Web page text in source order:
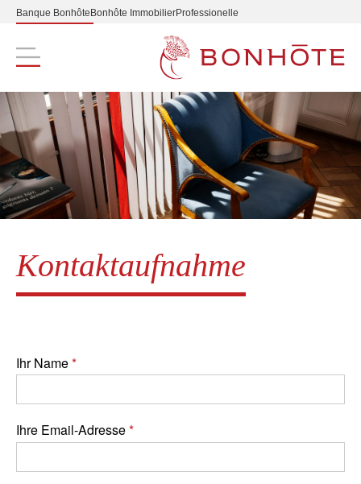
Banque Bonhôte Bonhôte ImmobilierProfessionelle
Navigation principale
Kontaktaufnahme
Ihr Name
Ihre Email-Adresse